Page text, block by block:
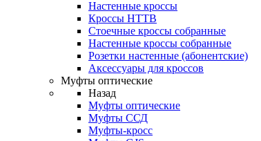
Настенные кроссы
Кроссы HTTB
Стоечные кроссы собранные
Настенные кроссы собранные
Розетки настенные (абонентские)
Аксессуары для кроссов
Муфты оптические
Назад
Муфты оптические
Муфты ССД
Муфты-кросс